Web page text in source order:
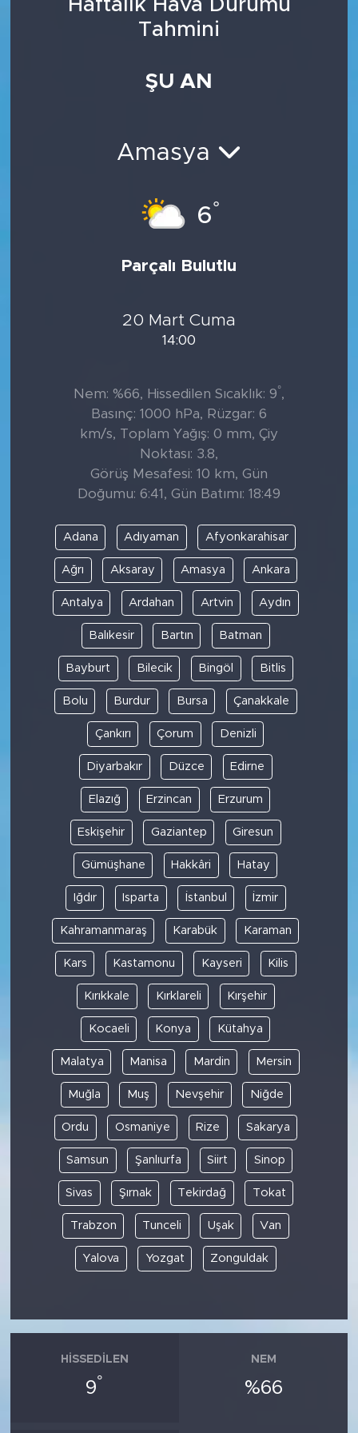
Haftalık Hava Durumu
Tahmini
ŞU AN
Amasya
6°
Parçalı Bulutlu
20 Mart Cuma
14:00
Nem: %66, Hissedilen Sıcaklık: 9°,
Basınç: 1000 hPa, Rüzgar: 6
km/s, Toplam Yağış: 0 mm, Çiy
Noktası: 3.8,
Görüş Mesafesi: 10 km, Gün
Doğumu: 6:41, Gün Batımı: 18:49
Adana Adıyaman Afyonkarahisar
Ağrı Aksaray Amasya Ankara
Antalya Ardahan Artvin Aydın
Balıkesir Bartın Batman
Bayburt Bilecik Bingöl Bitlis
Bolu Burdur Bursa Çanakkale
Çankırı Çorum Denizli
Diyarbakır Düzce Edirne
Elazığ Erzincan Erzurum
Eskişehir Gaziantep Giresun
Gümüşhane Hakkâri Hatay
Iğdır Isparta İstanbul İzmir
Kahramanmaraş Karabük Karaman
Kars Kastamonu Kayseri Kilis
Kırıkkale Kırklareli Kırşehir
Kocaeli Konya Kütahya
Malatya Manisa Mardin Mersin
Muğla Muş Nevşehir Niğde
Ordu Osmaniye Rize Sakarya
Samsun Şanlıurfa Siirt Sinop
Sivas Şırnak Tekirdağ Tokat
Trabzon Tunceli Uşak Van
Yalova Yozgat Zonguldak
HISSEDILEN
9°
NEM
%66